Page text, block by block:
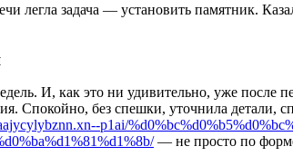
легла задача — установить памятник.
И, как это ни удивительно, уже после
Спокойно, без спешки, уточнила детали,
p1ai/
— не просто по